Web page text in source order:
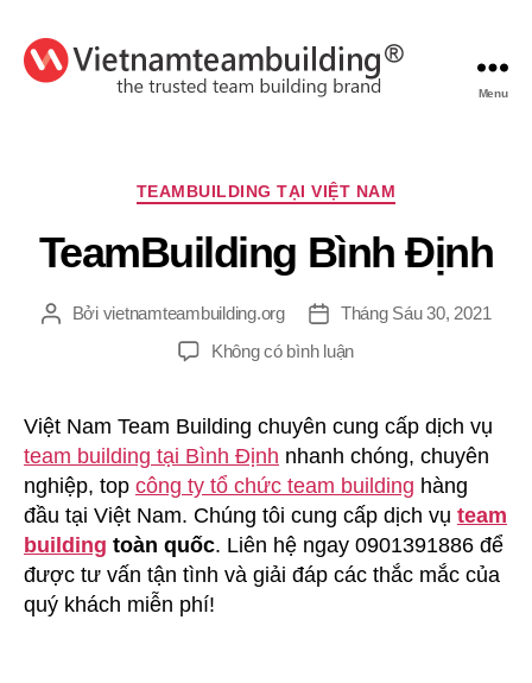
Menu
Chuyên
TEAMBUILDING TẠI VIỆT NAM
TeamBuilding Bình Định
TácBởi vietnamteambuilding.org
Ngày
đăng
Tháng Sáu 30, 2021
Không có bình luậnở
Định
Việt Nam Team Building chuyên cung cấp dịch vụ
team building tại Bình Định nhanh chóng, chuyên
nghiệp, top công ty tổ chức team building hàng
đầu tại Việt Nam. Chúng tôi cung cấp dịch vụ team
building toàn quốc. Liên hệ ngay 0901391886 để
được tư vấn tận tình và giải đáp các thắc mắc của
quý khách miễn phí!